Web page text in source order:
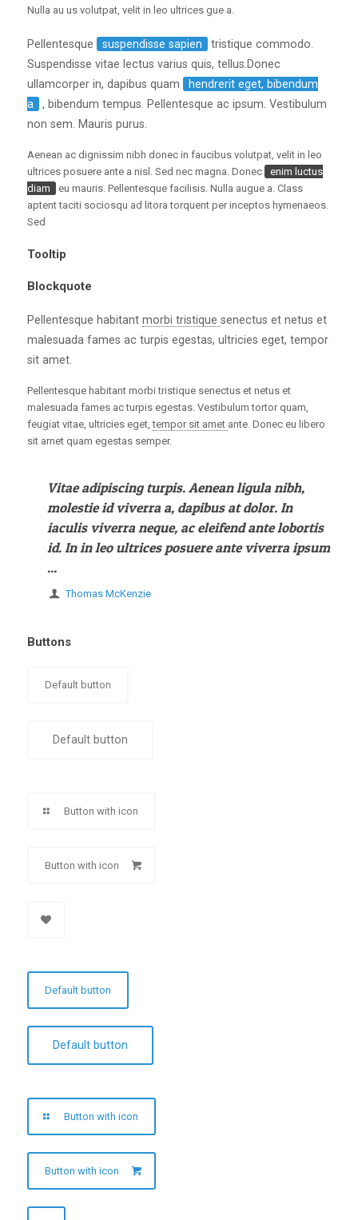
Nulla au us volutpat, velit in leo ultrices gue a.
Pellentesque suspendisse sapien
tristique commodo.
Suspendisse vitae lectus varius quis, tellus.Donec
ullamcorper in, dapibus quam
hendrerit eget, bibendum
a
, bibendum tempus. Pellentesque ac ipsum. Vestibulum
non sem. Mauris purus.
Aenean ac dignissim nibh donec in faucibus volutpat, velit in leo
ultrices posuere ante a nisl. Sed nec magna. Donec
enim luctus
diam
eu mauris. Pellentesque facilisis. Nulla augue a. Class
aptent taciti sociosqu ad litora torquent per inceptos hymenaeos.
Sed
Tooltip
Blockquote
Pellentesque habitant morbi tristique senectus et netus et
malesuada fames ac turpis egestas, ultricies eget, tempor
sit amet.
Pellentesque habitant morbi tristique senectus et netus et
malesuada fames ac turpis egestas. Vestibulum tortor quam,
feugiat vitae, ultricies eget,tempor sit amet ante. Donec eu libero
sit amet quam egestas semper.
Vitae adipiscing turpis. Aenean ligula nibh,
molestie id viverra a, dapibus at dolor. In
iaculis viverra neque, ac eleifend ante lobortis
id. In in leo ultrices posuere ante viverra ipsum
...
Thomas McKenzie
Buttons
Default button
Default button
Button with icon
Button with icon
Default button
Default button
Button with icon
Button with icon